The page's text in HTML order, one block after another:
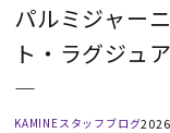
パルミジャー
ト・ラグジュ
―
KAMINEスタッフブログ